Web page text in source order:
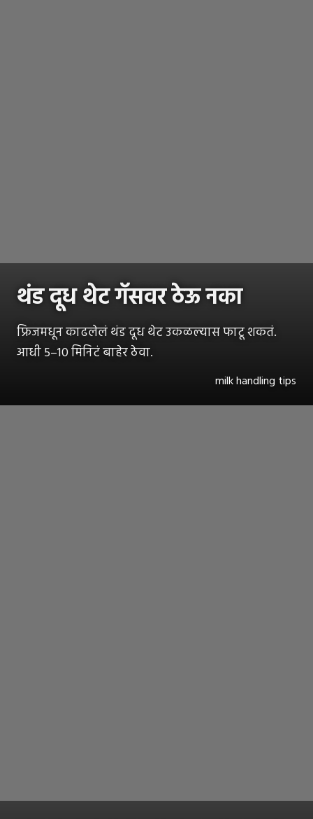
थंड दूध थेट गॅसवर ठेऊ नका
फ्रिजमधून काढलेलं थंड दूध थेट उकळल्यास फाटू शकतं.
आधी 5–10 मिनिटं बाहेर ठेवा.
milk handling tips